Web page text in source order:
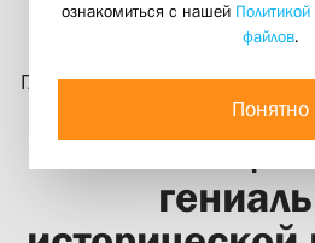
Главный редактор научного
Филаретовского
Солженицын
ознакомиться с нашей
файлов.
Понятно